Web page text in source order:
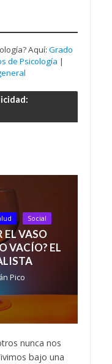
Aquí: Grado
de Psicología |
Social
EL VASO
VACÍO? EL
Pico
nunca nos
bajo una